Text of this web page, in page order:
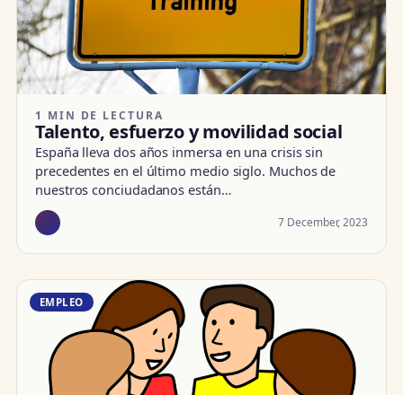
1 MIN DE LECTURA
Talento, esfuerzo y movilidad social
España lleva dos años inmersa en una crisis sin
precedentes en el último medio siglo. Muchos de
nuestros conciudadanos están…
7 December, 2023
EMPLEO